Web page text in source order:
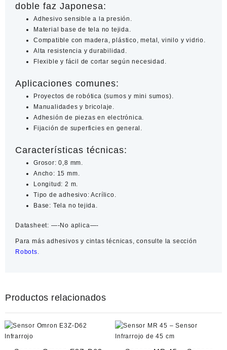
doble faz Japonesa:
Adhesivo sensible a la presión.
Material base de tela no tejida.
Compatible con madera, plástico, metal, vinilo y vidrio.
Alta resistencia y durabilidad.
Flexible y fácil de cortar según necesidad.
Aplicaciones comunes:
Proyectos de robótica (sumos y mini sumos).
Manualidades y bricolaje.
Adhesión de piezas en electrónica.
Fijación de superficies en general.
Características técnicas:
Grosor: 0,8 mm.
Ancho: 15 mm.
Longitud: 2 m.
Tipo de adhesivo: Acrílico.
Base: Tela no tejida.
Datasheet: —-No aplica—-
Para másadhesivos y cintas técnicas , consulte la sección
Robots
Productos relacionados